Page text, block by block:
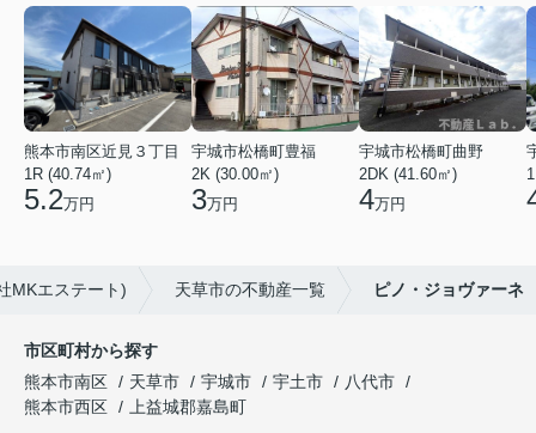
熊本市南区近見３丁目
1R (40.74㎡)
5.2万円
宇城市松橋町豊福
2K (30.00㎡)
3万円
宇城市松橋町曲野
2DK (41.60㎡)
4万円
MKエステート) 天草市の不動産一覧 ピノ・ジョヴァーネ
市区町村から探す
熊本市南区
天草市 宇城市 宇土市
八代市
熊本市西区
上益城郡嘉島町